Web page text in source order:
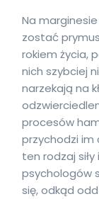
Na
zostać
rokiem życia,
nich szybciej
narzekają na
procesów
przychodzi im
ten rodzaj
psychologów
się, odkąd